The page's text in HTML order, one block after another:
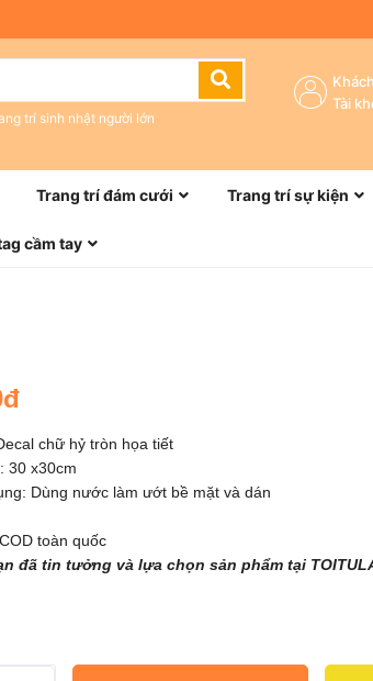
trí sinh nhật người lớn
Khách
Tài
Trang trí đám cưới Trang trí sự kiện
cầm tay
chữ hỷ tròn họa tiết
30 x30cm
Dùng nước làm ướt bề mặt và dán
toàn quốc
đã tin tưởng và lựa chọn sản phẩm tại